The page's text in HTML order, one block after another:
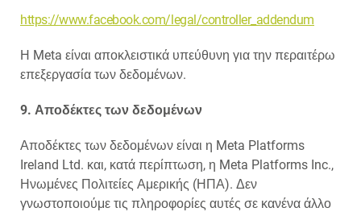
https://www.facebook.com/legal/controller_addendum
Η Meta είναι αποκλειστικά υπεύθυνη για την περαιτέρω
επεξεργασία των δεδομένων.
9. Αποδέκτες των δεδομένων
Αποδέκτες των δεδομένων είναι η Meta Platforms
Ireland Ltd. και, κατά περίπτωση, η Meta Platforms Inc.,
Ηνωμένες Πολιτείες Αμερικής (ΗΠΑ). Δεν
γνωστοποιούμε τις πληροφορίες αυτές σε κανένα άλλο